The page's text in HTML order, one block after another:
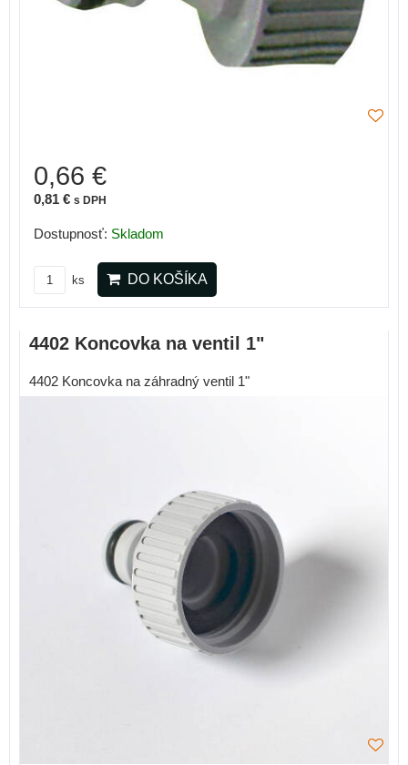
0,66 €
0,81 € s DPH
Dostupnosť: Skladom
ks DO KOŠÍKA
4402 Koncovka na ventil 1"
4402 Koncovka na záhradný ventil 1"